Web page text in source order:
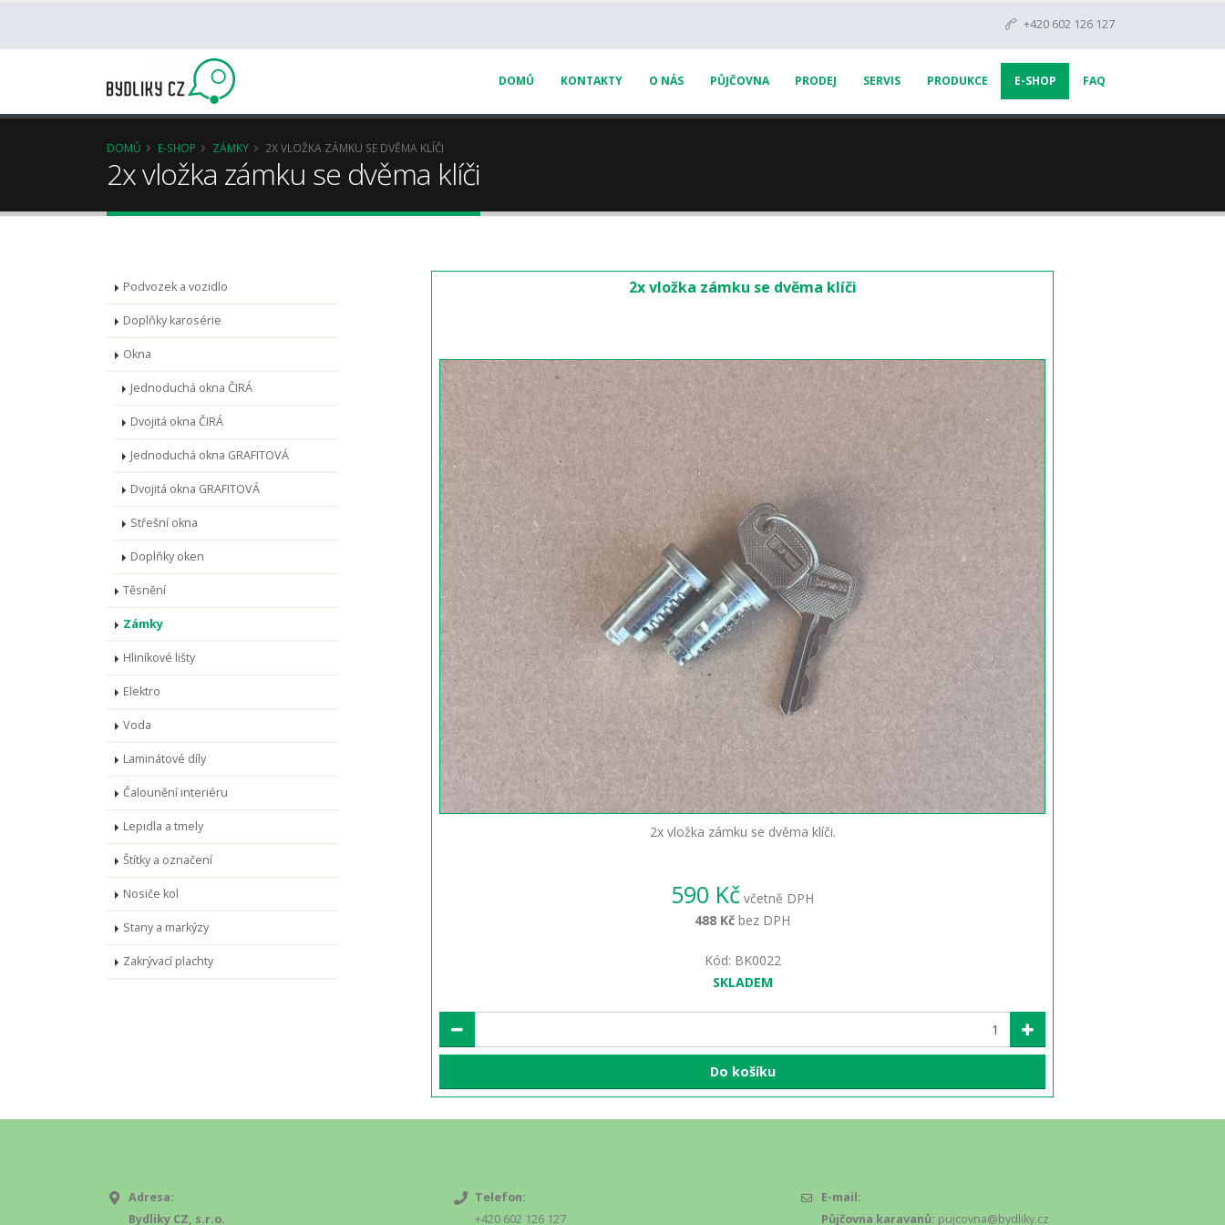
+420 602 126 127
DOMŮ KONTAKTY O NÁS PŮJČOVNA PRODEJ SERVIS PRODUKCE E-SHOP FAQ
DOMŮ E-SHOP ZÁMKY 2X VLOŽKA ZÁMKU SE DVĚMA KLÍČI
2x vložka zámku se dvěma klíči
Podvozek a vozidlo
Doplňky karosérie
Okna
Jednoduchá okna ČIRÁ
Dvojitá okna ČIRÁ
Jednoduchá okna GRAFITOVÁ
Dvojitá okna GRAFITOVÁ
Střešní okna
Doplňky oken
Těsnění
Zámky
Hliníkové lišty
Elektro
Voda
Laminátové díly
Čalounění interiéru
Lepidla a tmely
Štítky a označení
Nosiče kol
Stany a markýzy
Zakrývací plachty
2x vložka zámku se dvěma klíči
2x vložka zámku se dvěma klíči.
590 Kč včetně DPH
488 Kč bez DPH
Kód: BK0022
SKLADEM
Do košíku
Adresa:
Bydliky CZ, s.r.o.
Telefon:
+420 602 126 127
E-mail:
Půjčovna karavanů: pujcovna@bydliky.cz